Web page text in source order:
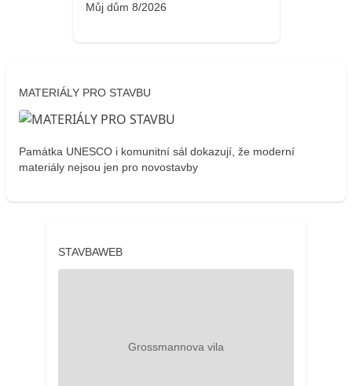
Můj dům 8/2026
MATERIÁLY PRO STAVBU
Památka UNESCO i komunitní sál dokazují, že moderní
materiály nejsou jen pro novostavby
STAVBAWEB